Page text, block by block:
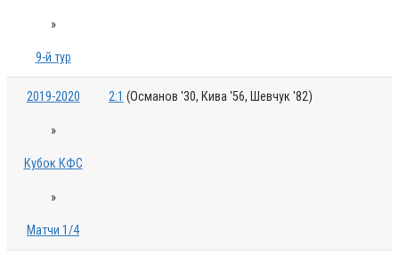
»
9-й тур
2019-2020
»
Кубок КФС
»
Матчи 1/4
2:1 (Османов '30, Кива '56, Шевчук '82)